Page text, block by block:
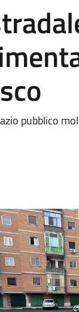
pubblico